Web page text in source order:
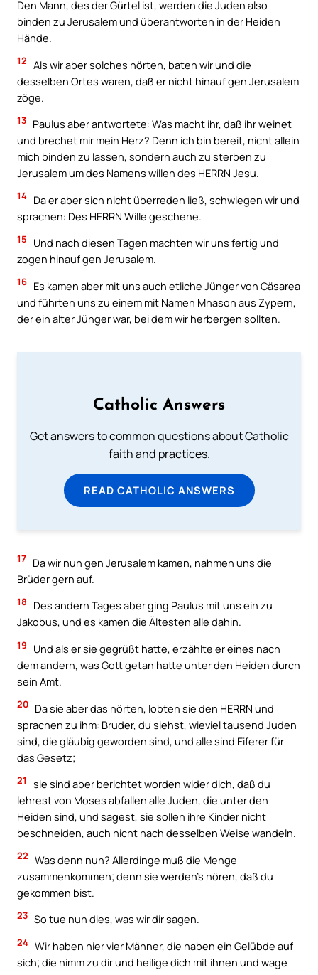
Den Mann, des der Gürtel ist, werden die Juden also
binden zu Jerusalem und überantworten in der Heiden
Hände.
12 Als wir aber solches hörten, baten wir und die
desselben Ortes waren, daß er nicht hinauf gen Jerusalem
zöge.
13 Paulus aber antwortete: Was macht ihr, daß ihr weinet
und brechet mir mein Herz? Denn ich bin bereit, nicht allein
mich binden zu lassen, sondern auch zu sterben zu
Jerusalem um des Namens willen des HERRN Jesu.
14 Da er aber sich nicht überreden ließ, schwiegen wir und
sprachen: Des HERRN Wille geschehe.
15
Und nach diesen Tagen machten wir uns fertig und
zogen hinauf gen Jerusalem.
16 Es kamen aber mit uns auch etliche Jünger von Cäsarea
und führten uns zu einem mit Namen Mnason aus Zypern,
der ein alter Jünger war, bei dem wir herbergen sollten.
Catholic Answers
Get answers to common questions about Catholic
faith and practices.
READ CATHOLIC ANSWERS
17 Da wir nun gen Jerusalem kamen, nahmen uns die
Brüder gern auf.
18
Des andern Tages aber ging Paulus mit uns ein zu
Jakobus, und es kamen die Ältesten alle dahin.
19
Und als er sie gegrüßt hatte, erzählte er eines nach
dem andern, was Gott getan hatte unter den Heiden durch
sein Amt.
20 Da sie aber das hörten, lobten sie den HERRN und
sprachen zu ihm: Bruder, du siehst, wieviel tausend Juden
sind, die gläubig geworden sind, und alle sind Eiferer für
das Gesetz;
21
sie sind aber berichtet worden wider dich, daß du
lehrest von Moses abfallen alle Juden, die unter den
Heiden sind, und sagest, sie sollen ihre Kinder nicht
beschneiden, auch nicht nach desselben Weise wandeln.
22 Was denn nun? Allerdinge muß die Menge
zusammenkommen; denn sie werden’s hören, daß du
gekommen bist.
23 So tue nun dies, was wir dir sagen.
24 Wir haben hier vier Männer, die haben ein Gelübde auf
sich; die nimm zu dir und heilige dich mit ihnen und wage